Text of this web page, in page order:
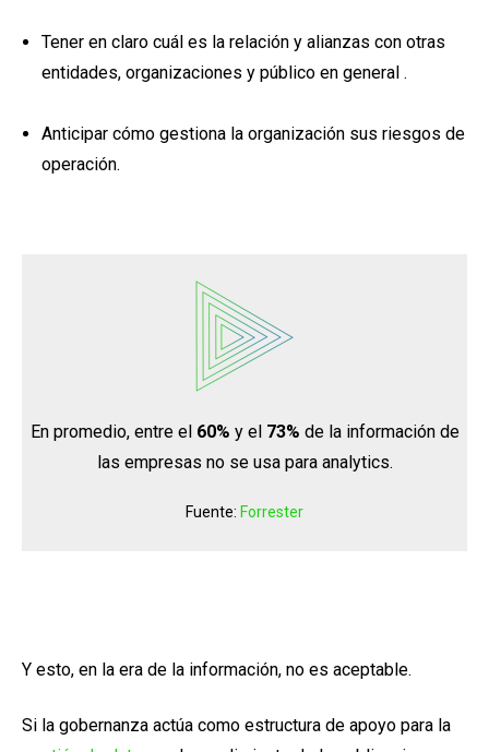
Tener en claro cuál es la relación y alianzas con otras
entidades, organizaciones y público en general.
Anticipar cómo gestiona la organización sus riesgos de
operación.
En promedio, entre el 60% y el 73% de la información de
las empresas no se usa para analytics.
Fuente: Forrester
Y esto, en la era de la información, no es aceptable.
Si la gobernanza actúa como estructura de apoyo para la